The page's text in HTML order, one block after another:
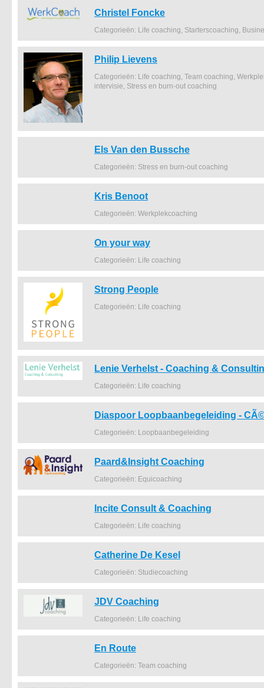
Christel Foncke
Categorieën: Life coaching, Starterscoaching,
Philip Lievens
Categorieën: Life coaching, Team coaching,
intervisie, Stress en burn-out coaching
Els Van den Bussche
Categorieën: Stress en burn-out coaching
Kris Benoot
Categorieën: Werkplekcoaching
On your way
Categorieën: Life coaching
Strong People
Categorieën: Life coaching
Lenie Verhelst - Coaching &
Categorieën: Life coaching
Diaspoor Loopbaanbegeleiding -
Categorieën: Loopbaanbegeleiding
Paard&Insight Coaching
Categorieën: Equicoaching
Incite Consult & Coaching
Categorieën: Life coaching
Catherine De Kesel
Categorieën: Studiecoaching
JDV Coaching
Categorieën: Life coaching
En Route
Categorieën: Team coaching